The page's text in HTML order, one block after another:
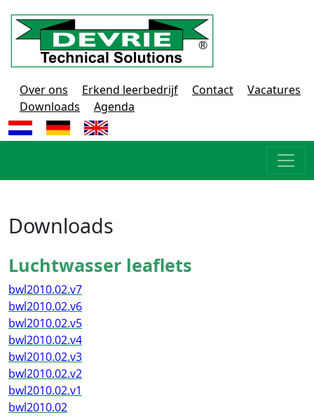
Over ons Erkend leerbedrijf Contact
Vacatures
Downloads
Agenda
Downloads
Luchtwasser leaflets
bwl2010.02.v7
bwl2010.02.v6
bwl2010.02.v5
bwl2010.02.v4
bwl2010.02.v3
bwl2010.02.v2
bwl2010.02.v1
bwl2010.02